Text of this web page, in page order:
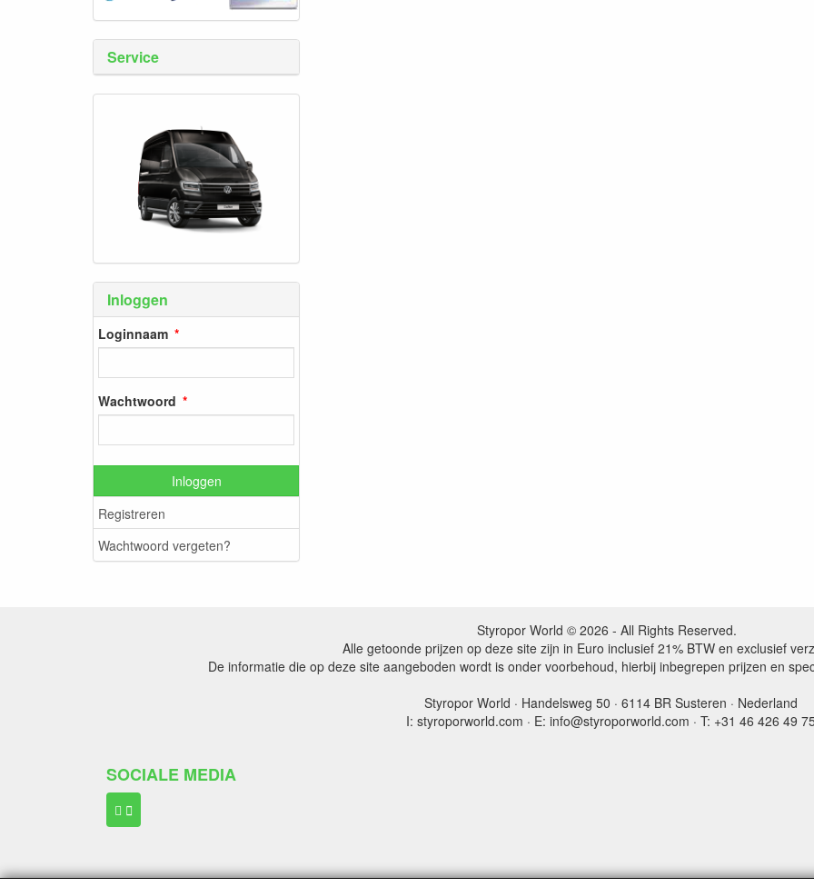
Service
Inloggen
Loginnaam
Wachtwoord
Inloggen
Registreren
Wachtwoord vergeten?
Styropor World © 2026 - All Rights Reserved.
Alle getoonde prijzen op deze site zijn in Euro inclusief 21% BTW en exclusief
De informatie die op deze site aangeboden wordt is onder voorbehoud, hierbij inbegrepen prijzen en
Styropor World · Handelsweg 50 · 6114 BR Susteren · Nederland
I: styroporworld.com · E: info@styroporworld.com · T: +31 46 426 49
SOCIALE MEDIA